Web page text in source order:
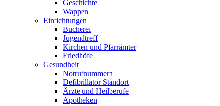
Geschichte
Wappen
Einrichtungen
Bücherei
Jugendtreff
Kirchen und Pfarrämter
Friedhöfe
Gesundheit
Notrufnummern
Defibrillator Standort
Ärzte und Heilberufe
Apotheken